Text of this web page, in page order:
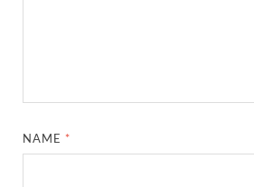
NAME *